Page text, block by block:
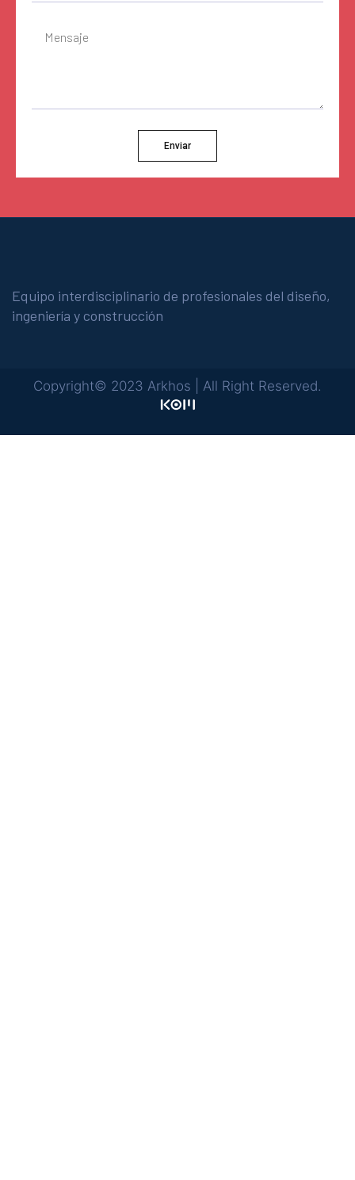
Enviar
Equipo interdisciplinario de profesionales del diseño,
ingeniería y construcción
Copyright© 2023 Arkhos | All Right Reserved.